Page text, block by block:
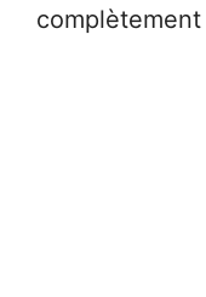
complètement